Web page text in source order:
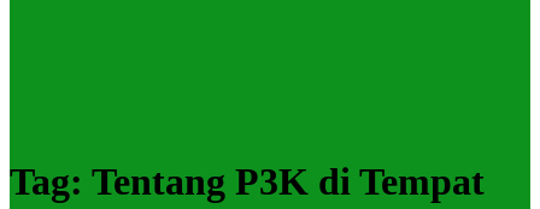
Tag: Tentang P3K di Tempat